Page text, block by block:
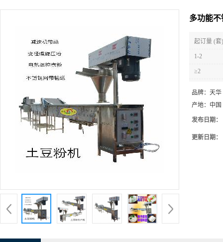
多功能
起订量 (套)
1-2
≥2
品牌： 天华
产地： 中国
发布日期：
更新日期：